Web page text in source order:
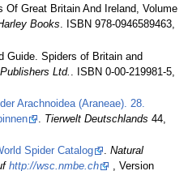
Of Great Britain And Ireland, Volume
Books. ISBN 978-0946589463,
Guide. Spiders of Britain and
Ltd.
. ISBN 0-00-219981-5,
Arachnoidea (Araneae). 28.
. Tierwelt Deutschlands 44,
Spider Catalog . Natural
http://wsc.nmbe.ch
, Version